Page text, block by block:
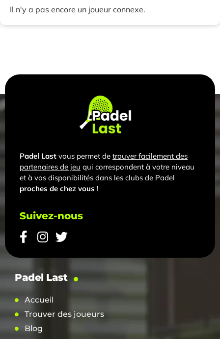
Il n'y a pas encore un joueur connexe.
Padel Last vous permet de trouver facilement des
partenaires de jeu qui correspondent à votre niveau
et à vos disponibilités dans les clubs de Padel
proches de chez vous !
Suivez-nous
Padel Last
Accueil
Trouver des joueurs
Blog